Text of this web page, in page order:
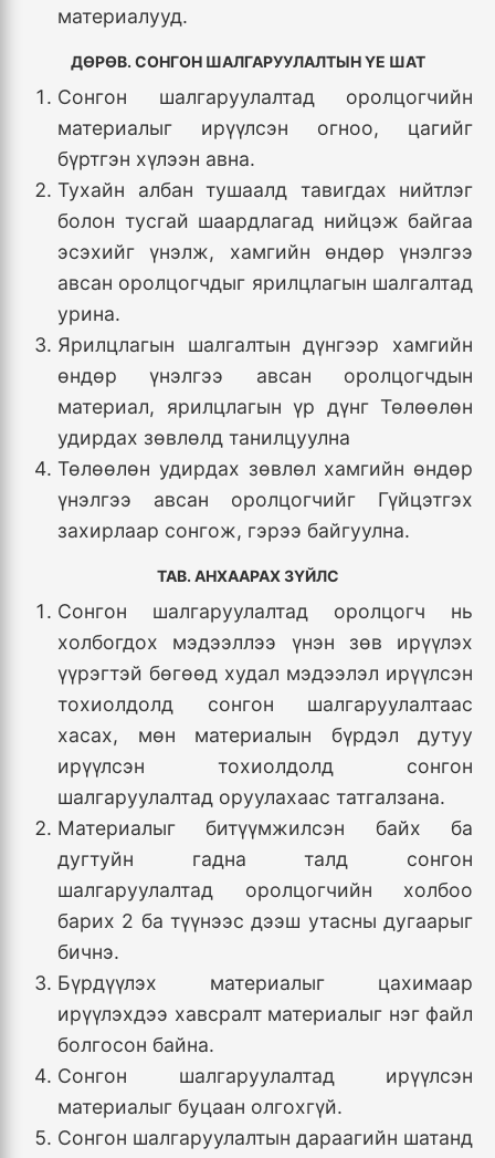
материалууд.
ДӨРӨВ. СОНГОН ШАЛГАРУУЛАЛТЫН ҮЕ ШАТ
Сонгон шалгаруулалтад оролцогчийн
материалыг ирүүлсэн огноо, цагийг
бүртгэн хүлээн авна.
Тухайн албан тушаалд тавигдах нийтлэг
болон тусгай шаардлагад нийцэж байгаа
эсэхийг үнэлж, хамгийн өндөр үнэлгээ
авсан оролцогчдыг ярилцлагын шалгалтад
урина.
Ярилцлагын шалгалтын дүнгээр хамгийн
өндөр үнэлгээ авсан оролцогчдын
материал, ярилцлагын үр дүнг Төлөөлөн
удирдах зөвлөлд танилцуулна
Төлөөлөн удирдах зөвлөл хамгийн өндөр
үнэлгээ авсан оролцогчийг Гүйцэтгэх
захирлаар сонгож, гэрээ байгуулна.
ТАВ. АНХААРАХ ЗҮЙЛС
Сонгон шалгаруулалтад оролцогч нь
холбогдох мэдээллээ үнэн зөв ирүүлэх
үүрэгтэй бөгөөд худал мэдээлэл ирүүлсэн
тохиолдолд сонгон шалгаруулалтаас
хасах, мөн материалын бүрдэл дутуу
ирүүлсэн тохиолдолд сонгон
шалгаруулалтад оруулахаас татгалзана.
Материалыг битүүмжилсэн байх ба
дугтуйн гадна талд сонгон
шалгаруулалтад оролцогчийн холбоо
барих 2 ба түүнээс дээш утасны дугаарыг
бичнэ.
Бүрдүүлэх материалыг цахимаар
ирүүлэхдээ хавсралт материалыг нэг файл
болгосон байна.
Сонгон шалгаруулалтад ирүүлсэн
материалыг буцаан олгохгүй.
Сонгон шалгаруулалтын дараагийн шатанд